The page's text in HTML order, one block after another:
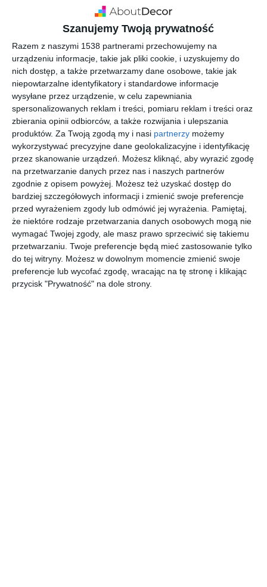
Szanujemy Twoją prywatność
Razem z naszymi 1538 partnerami przechowujemy na
urządzeniu informacje, takie jak pliki cookie, i uzyskujemy do
nich dostęp, a także przetwarzamy dane osobowe, takie jak
niepowtarzalne identyfikatory i standardowe informacje
wysyłane przez urządzenie, w celu zapewniania
spersonalizowanych reklam i treści, pomiaru reklam i treści oraz
zbierania opinii odbiorców, a także rozwijania i ulepszania
produktów. Za Twoją zgodą my i nasi partnerzy możemy
wykorzystywać precyzyjne dane geolokalizacyjne i identyfikację
przez skanowanie urządzeń. Możesz kliknąć, aby wyrazić zgodę
na przetwarzanie danych przez nas i naszych partnerów
zgodnie z opisem powyżej. Możesz też uzyskać dostęp do
bardziej szczegółowych informacji i zmienić swoje preferencje
przed wyrażeniem zgody lub odmówić jej wyrażenia. Pamiętaj,
że niektóre rodzaje przetwarzania danych osobowych mogą nie
wymagać Twojej zgody, ale masz prawo sprzeciwić się takiemu
przetwarzaniu. Twoje preferencje będą mieć zastosowanie tylko
do tej witryny. Możesz w dowolnym momencie zmienić swoje
preferencje lub wycofać zgodę, wracając na tę stronę i klikając
przycisk "Prywatność" na dole strony.
INSPIRACJA
Część jadalniana ze
stołem w stylu loft z
drewnianym blatem oraz
tapicerowanymi
krzesłami